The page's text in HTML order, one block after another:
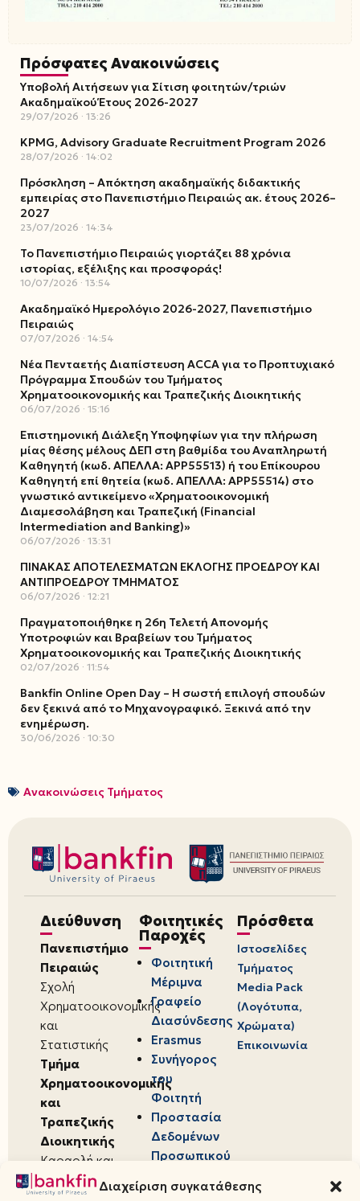
Διαχείριση συγκατάθεσης
Πρόσφατες Ανακοινώσεις
Υποβολή Αιτήσεων για Σίτιση φοιτητών/τριών
Ακαδημαϊκού Έτους 2026-2027
29/07/2026 13:26
KPMG, Advisory Graduate Recruitment Program 2026
28/07/2026 14:02
Πρόσκληση – Απόκτηση ακαδημαϊκής διδακτικής
εμπειρίας στο Πανεπιστήμιο Πειραιώς ακ. έτους 2026–
2027
23/07/2026 14:34
Το Πανεπιστήμιο Πειραιώς γιορτάζει 88 χρόνια
ιστορίας, εξέλιξης και προσφοράς!
10/07/2026 13:54
Ακαδημαϊκό Ημερολόγιο 2026-2027, Πανεπιστήμιο
Πειραιώς
07/07/2026 14:54
Νέα Πενταετής Διαπίστευση ACCA για το Προπτυχιακό
Πρόγραμμα Σπουδών του Τμήματος
Χρηματοοικονομικής και Τραπεζικής Διοικητικής
06/07/2026 15:16
Επιστημονική Διάλεξη Υποψηφίων για την πλήρωση
μίας θέσης μέλους ΔΕΠ στη βαθμίδα του Αναπληρωτή
Καθηγητή (κωδ. ΑΠΕΛΛΑ: ΑΡΡ55513) ή του Επίκουρου
Καθηγητή επί θητεία (κωδ. ΑΠΕΛΛΑ: ΑΡΡ55514) στο
γνωστικό αντικείμενο «Χρηματοοικονομική
Διαμεσολάβηση και Τραπεζική (Financial
Intermediation and Banking)»
06/07/2026 13:31
ΠΙΝΑΚΑΣ ΑΠΟΤΕΛΕΣΜΑΤΩΝ ΕΚΛΟΓΗΣ ΠΡΟΕΔΡΟΥ ΚΑΙ
ΑΝΤΙΠΡΟΕΔΡΟΥ ΤΜΗΜΑΤΟΣ
06/07/2026 12:21
Πραγματοποιήθηκε η 26η Τελετή Απονομής
Υποτροφιών και Βραβείων του Τμήματος
Χρηματοοικονομικής και Τραπεζικής Διοικητικής
02/07/2026 11:54
Bankfin Online Open Day – Η σωστή επιλογή σπουδών
δεν ξεκινά από το Μηχανογραφικό. Ξεκινά από την
ενημέρωση.
30/06/2026 10:30
Ανακοινώσεις Τμήματος
Διεύθυνση
Πανεπιστήμιο
Πειραιώς
Σχολή
Χρηματοοικονομικής
και
Στατιστικής
Τμήμα
Χρηματοοικονομικής
και
Τραπεζικής
Διοικητικής
Καραολή και
Δημητρίου 80,
Φοιτητικές
Παροχές
Φοιτητική
Μέριμνα
Γραφείο
Διασύνδεσης
Erasmus
Συνήγορος
του
Φοιτητή
Προστασία
Δεδομένων
Προσωπικού
Πρόσθετα
Ιστοσελίδες
Τμήματος
Media Pack
(Λογότυπα,
Χρώματα)
Επικοινωνία